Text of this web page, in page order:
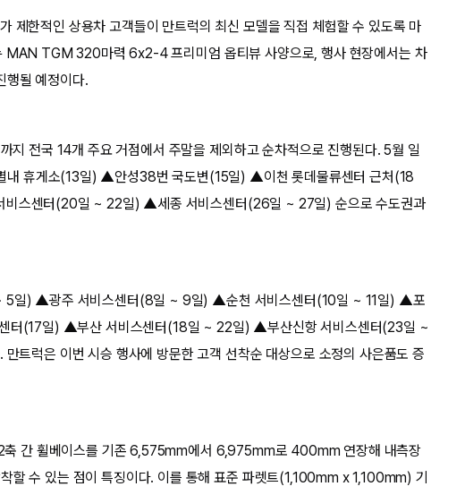
제한적인 상용차 고객들이 만트럭의 최신 모델을 직접 체험할 수 있도록 마
MAN TGM 320마력 6x2-4 프리미엄 옵티뷰 사양으로, 행사 현장에서는 차
행될 예정이다.
전국 14개 주요 거점에서 주말을 제외하고 순차적으로 진행된다. 5월 일
휴게소(13일) ▲안성38번 국도변(15일) ▲이천 롯데물류센터 근처(18
스센터(20일 ~ 22일) ▲세종 서비스센터(26일 ~ 27일) 순으로 수도권과
5일) ▲광주 서비스센터(8일 ~ 9일) ▲순천 서비스센터(10일 ~ 11일) ▲포
터(17일) ▲부산 서비스센터(18일 ~ 22일) ▲부산신항 서비스센터(23일 ~
트럭은 이번 시승 행사에 방문한 고객 선착순 대상으로 소정의 사은품도 증
간 휠베이스를 기존 6,575mm에서 6,975mm로 400mm 연장해 내측장
할 수 있는 점이 특징이다. 이를 통해 표준 파렛트(1,100mm x 1,100mm) 기